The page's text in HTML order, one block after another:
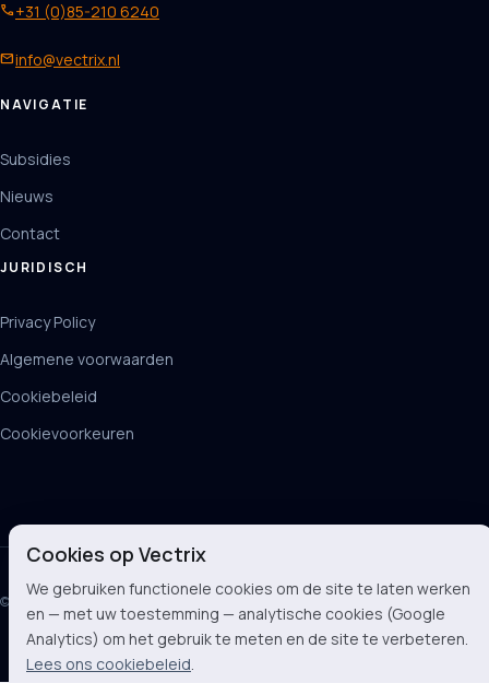
phone+31 (0)85-210 6240
mailinfo@vectrix.nl
NAVIGATIE
Subsidies
Nieuws
Contact
JURIDISCH
Privacy Policy
Algemene voorwaarden
Cookiebeleid
Cookievoorkeuren
© 2026 Vectrix BV
Cookies op Vectrix
We gebruiken functionele cookies om de site te laten werken
en — met uw toestemming — analytische cookies (Google
Analytics) om het gebruik te meten en de site te verbeteren.
Lees ons cookiebeleid.